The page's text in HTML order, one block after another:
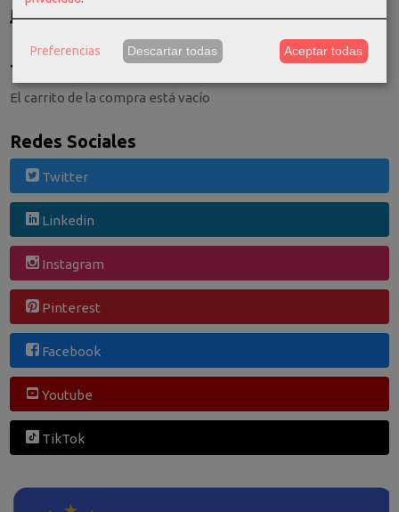
GRATIS *
Consultar Destinos
Tu Carrito (0)
El carrito de la compra está vacío
Redes Sociales
Twitter
Linkedin
Instagram
Pinterest
Facebook
Youtube
TikTok
Preferencias Descartar todas Aceptar todas